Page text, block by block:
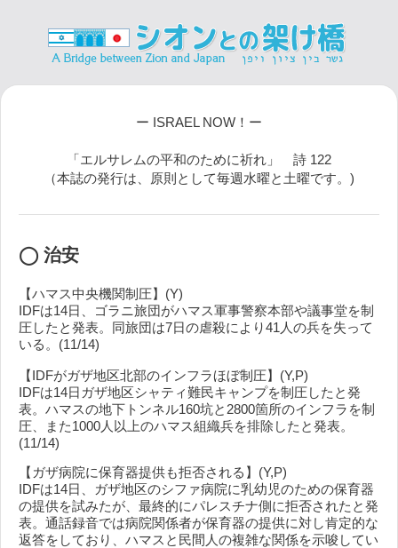
ー ISRAEL NOW！ー
「エルサレムの平和のために祈れ」 詩 122
（本誌の発行は、原則として毎週水曜と土曜です。)
◯ 治安
【ハマス中央機関制圧】(Y)
IDFは14日、ゴラニ旅団がハマス軍事警察本部や議事堂を制
圧したと発表。同旅団は7日の虐殺により41人の兵を失って
いる。(11/14)
【IDFがガザ地区北部のインフラほぼ制圧】(Y,P)
IDFは14日ガザ地区シャティ難民キャンプを制圧したと発
表。ハマスの地下トンネル160坑と2800箇所のインフラを制
圧、また1000人以上のハマス組織兵を排除したと発表。
(11/14)
【ガザ病院に保育器提供も拒否される】(Y,P)
IDFは14日、ガザ地区のシファ病院に乳幼児のための保育器
の提供を試みたが、最終的にパレスチナ側に拒否されたと発
表。通話録音では病院関係者が保育器の提供に対し肯定的な
返答をしており、ハマスと民間人の複雑な関係を示唆してい